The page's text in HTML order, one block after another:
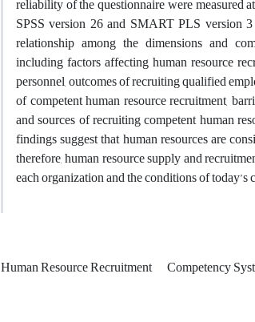
SPSS version 26 and SMART PLS version
relationship among the dimensions and
including factors affecting human resource
personnel, outcomes of recruiting qualified
of competent human resource recruitment,
and sources of recruiting competent human
findings suggest that human resources are
therefore, human resource supply and
each organization and the conditions of
Human Resource Recruitment Competency